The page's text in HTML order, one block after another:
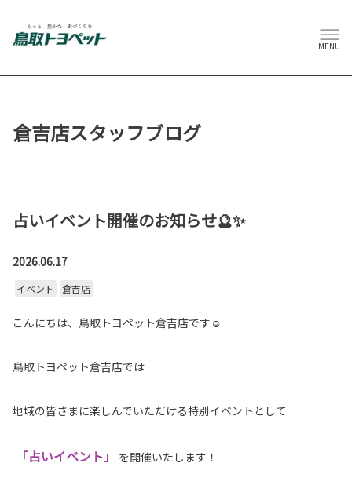
MENU
倉吉店スタッフブログ
占いイベント開催のお知らせ🔮✨
2026.06.17
イベント 倉吉店
こんにちは、鳥取トヨペット倉吉店です☺️
鳥取トヨペット倉吉店では
地域の皆さまに楽しんでいただける特別イベントとして
「占いイベント」 を開催いたします！